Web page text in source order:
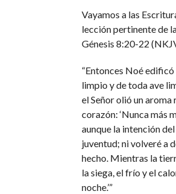
Vayamos a las
lección pertinente de
Génesis 8:20-22
“Entonces Noé
limpio y de toda ave
el Señor olió un aroma
corazón: ‘Nunca más
aunque la intención
juventud; ni volveré a
hecho. Mientras la
la siega, el frío y el
noche.’”